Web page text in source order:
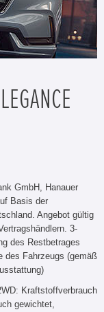
GmbH, Hanauer
Basis der
Angebot gültig
3-
des Restbetrages
des Fahrzeugs (gemäß
Kraftstoffverbrauch
gewichtet,